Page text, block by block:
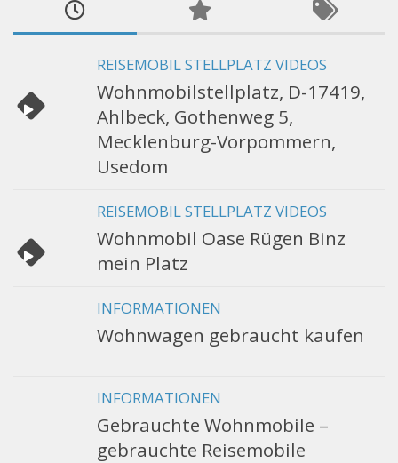
REISEMOBIL STELLPLATZ VIDEOS
Wohnmobilstellplatz, D-17419,
Ahlbeck, Gothenweg 5,
Mecklenburg-Vorpommern,
Usedom
REISEMOBIL STELLPLATZ VIDEOS
Wohnmobil Oase Rügen Binz
mein Platz
INFORMATIONEN
Wohnwagen gebraucht kaufen
INFORMATIONEN
Gebrauchte Wohnmobile –
gebrauchte Reisemobile